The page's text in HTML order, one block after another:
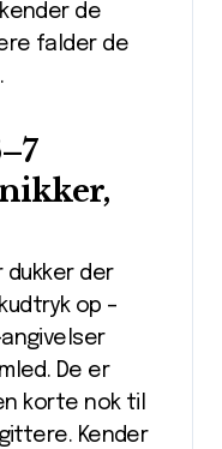
de
falder de
dukker der
op –
De er
korte nok til
Kender